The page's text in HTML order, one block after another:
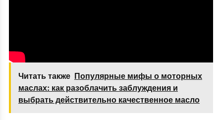
Читать также Популярные мифы о моторных
маслах: как разоблачить заблуждения и
выбрать действительно качественное масло